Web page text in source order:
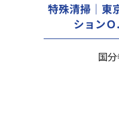
特殊清掃｜東
ション
国